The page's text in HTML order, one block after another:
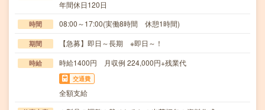
年間休日120日
時間 08:00～17:00(実働8時間 休憩1時間)
期間 【急募】即日～長期 ※即日～！
時給 時給1400円 月収例 224,000円+残業代
交通費
全額支給